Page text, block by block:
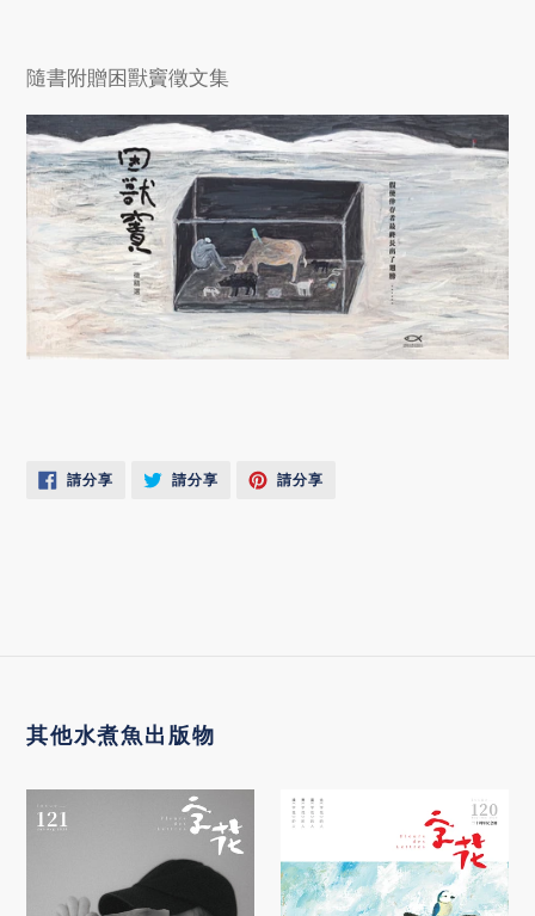
隨書附贈困獸竇徵文集
請分享點
請分享點
請分享點
其他水煮魚出版物
《字
花》
121
《字
花》
第
120